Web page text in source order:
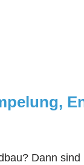
Dann